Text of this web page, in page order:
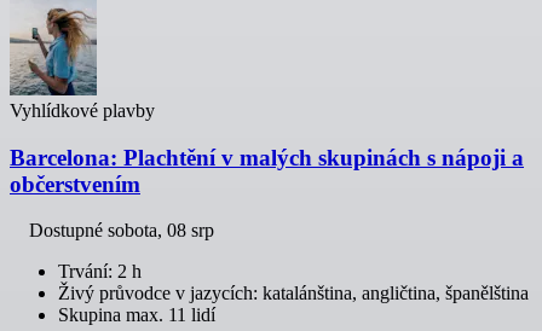
Vyhlídkové plavby
Barcelona: Plachtění v malých skupinách s nápoji a
občerstvením
Dostupné sobota, 08 srp
Trvání: 2 h
Živý průvodce v jazycích: katalánština, angličtina, španělština
Skupina max. 11 lidí